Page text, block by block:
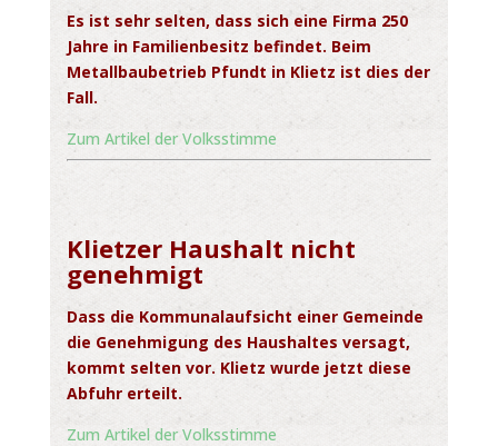
Es ist sehr selten, dass sich eine Firma 250
Jahre in Familienbesitz befindet. Beim
Metallbaubetrieb Pfundt in Klietz ist dies der
Fall.
Zum Artikel der Volksstimme
Klietzer Haushalt nicht
genehmigt
Dass die Kommunalaufsicht einer Gemeinde
die Genehmigung des Haushaltes versagt,
kommt selten vor. Klietz wurde jetzt diese
Abfuhr erteilt.
Zum Artikel der Volksstimme